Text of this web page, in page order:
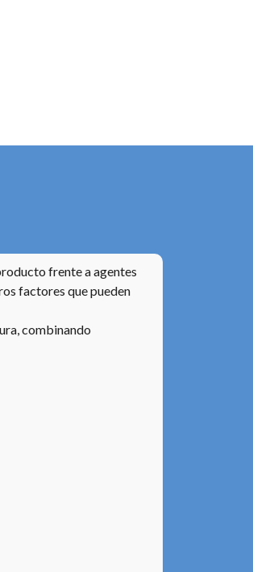
frente a agentes
factores que pueden
combinando